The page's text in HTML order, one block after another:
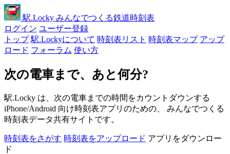
駅.Locky みんなでつくる鉄道時刻表
ログイン ユーザー登録
トップ 駅.Lockyについて 時刻表リスト 時刻表マップ アップ
ロード フォーラム 使い方
次の電車まで、あと何分?
駅.Locky は、次の電車までの時間をカウントダウンする
iPhone/Android 向け時刻表アプリのための、 みんなでつくる
時刻表データ共有サイトです。
時刻表をさがす 時刻表をアップロード アプリをダウンロー
ド